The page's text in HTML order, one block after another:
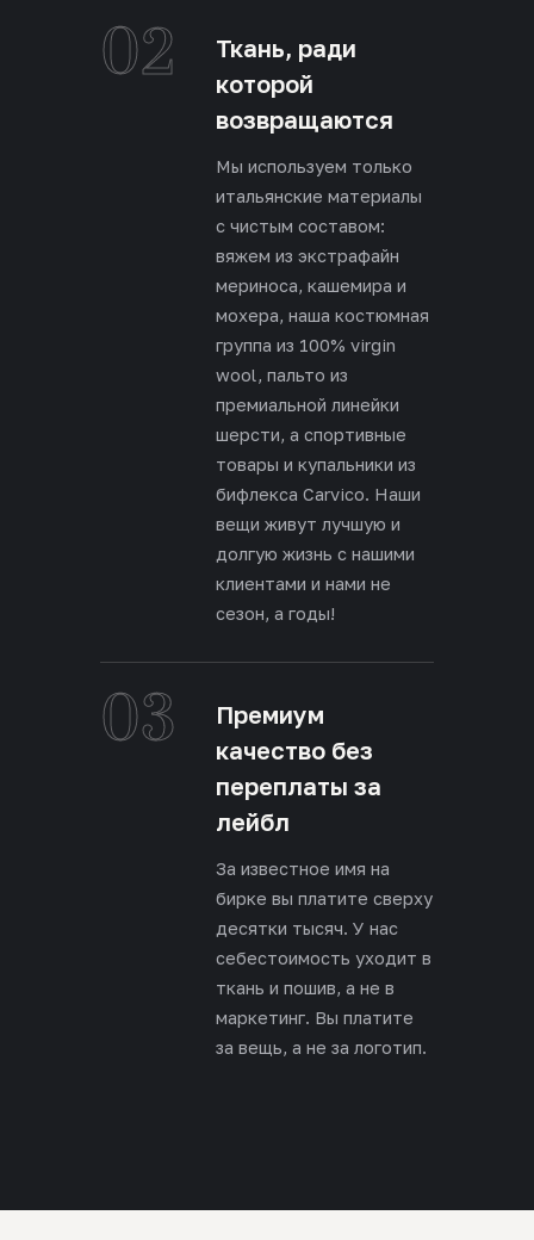
02
Ткань, ради
которой
возвращаются
Мы используем только
итальянские материалы
с чистым составом:
вяжем из экстрафайн
мериноса, кашемира и
мохера, наша костюмная
группа из 100% virgin
wool, пальто из
премиальной линейки
шерсти, а спортивные
товары и купальники из
бифлекса Carvico. Наши
вещи живут лучшую и
долгую жизнь с нашими
клиентами и нами не
сезон, а годы!
03
Премиум
качество без
переплаты за
лейбл
За известное имя на
бирке вы платите сверху
десятки тысяч. У нас
себестоимость уходит в
ткань и пошив, а не в
маркетинг. Вы платите
за вещь, а не за логотип.